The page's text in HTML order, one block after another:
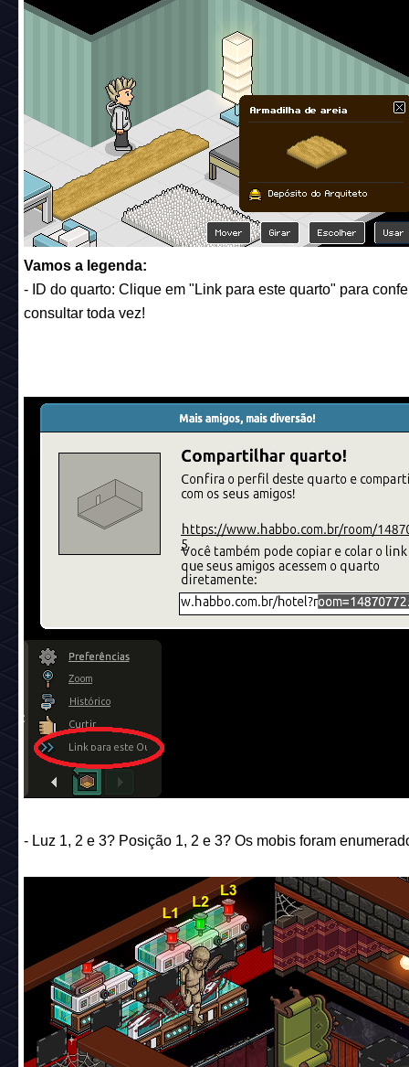
Vamos a legenda:
- ID do quarto: Clique em "Link para este quarto" para
consultar toda vez!
- Luz 1, 2 e 3? Posição 1, 2 e 3? Os mobis foram